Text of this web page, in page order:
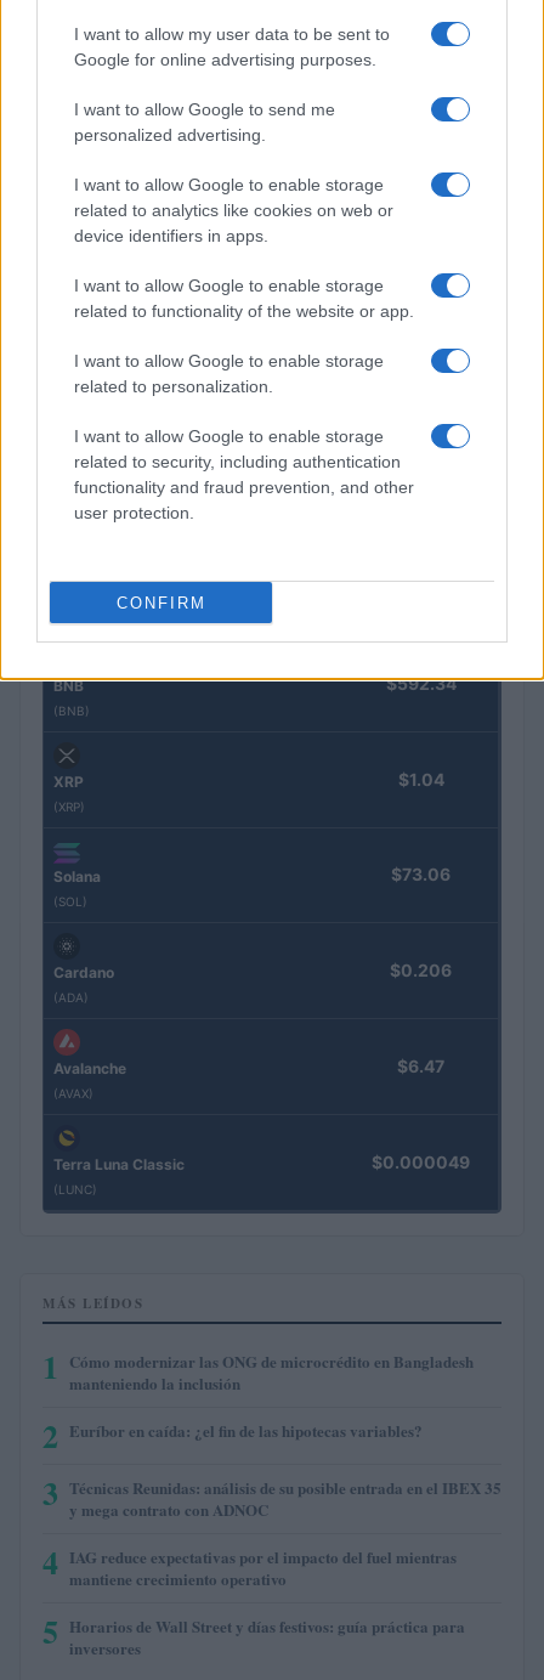
I want to allow my user data to be sent to
Google for online advertising purposes.
I want to allow Google to send me
personalized advertising.
I want to allow Google to enable storage
related to analytics like cookies on web or
device identifiers in apps.
I want to allow Google to enable storage
related to functionality of the website or app.
I want to allow Google to enable storage
related to personalization.
I want to allow Google to enable storage
related to security, including authentication
functionality and fraud prevention, and other
user protection.
CONFIRM
Guía completa sobre tarjetas cripto: fees, cashback y seguridad
COTIZACIONES CRYPTO
Precio
Bitcoin
(BTC)
$64,468.00
$1,909.77
BNB
(BNB)
$592.34
XRP
(XRP)
$1.04
Solana
(SOL)
$73.06
Cardano
(ADA)
$0.206
Avalanche
(AVAX)
$6.47
Terra Luna Classic
(LUNC)
$0.000049
MÁS LEÍDOS
1
Cómo modernizar las ONG de microcrédito en Bangladesh
manteniendo la inclusión
2 Euríbor en caída: ¿el fin de las hipotecas variables?
3 Técnicas Reunidas: análisis de su posible entrada en el IBEX 35
y mega contrato con ADNOC
4 IAG reduce expectativas por el impacto del fuel mientras
mantiene crecimiento operativo
5 Horarios de Wall Street y días festivos: guía práctica para
inversores